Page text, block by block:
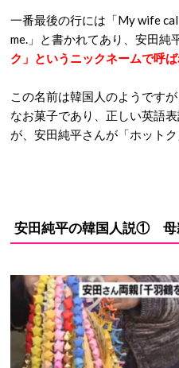
一番最後の行には「My wife
me.」と書かれてあり、安田純
ク」というニックネームで呼
この名前は韓国人のようです
なお菓子であり、正しい英語
が、安田純平さんが「ホット
安田純平の韓国人説① 母